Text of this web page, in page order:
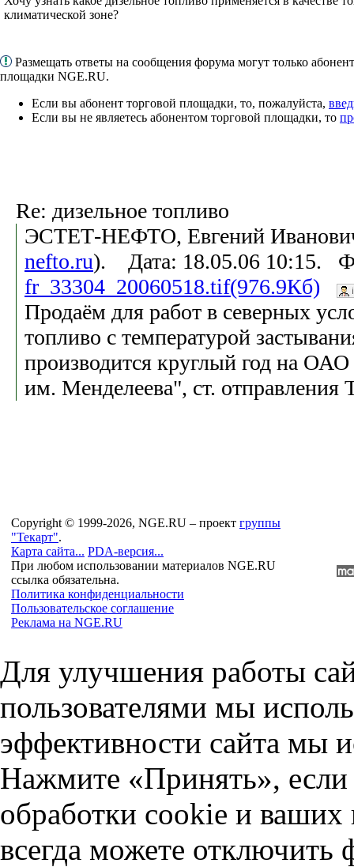
климатической зоне?
Размещать ответы на сообщения форума могут только
площадки NGE.RU.
Если вы абонент торговой площадки, то, пожалуйста,
Если вы не являетесь абонентом торговой площадки, то
Re: дизельное топливо
ЭСТЕТ-НЕФТО, Евгений
nefto.ru). Дата: 18.05.06 10:15.
fr_33304_20060518.tif(976.9Кб)
Продаём для работ в северных
топливо с температурой
производится круглый год на
им. Менделеева", ст. отправления
Copyright © 1999-2026, NGE.RU – проект группы
"Текарт".
Карта сайта... PDA-версия...
При любом использовании материалов NGE.RU
ссылка обязательна.
Политика конфиденциальности
Пользовательское соглашение
Реклама на NGE.RU
Для улучшения работы
пользователями мы
эффективности сайта мы
Нажмите «Принять», если
обработки cookie и
всегда можете отключить